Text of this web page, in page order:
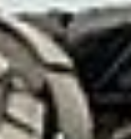
就讓我